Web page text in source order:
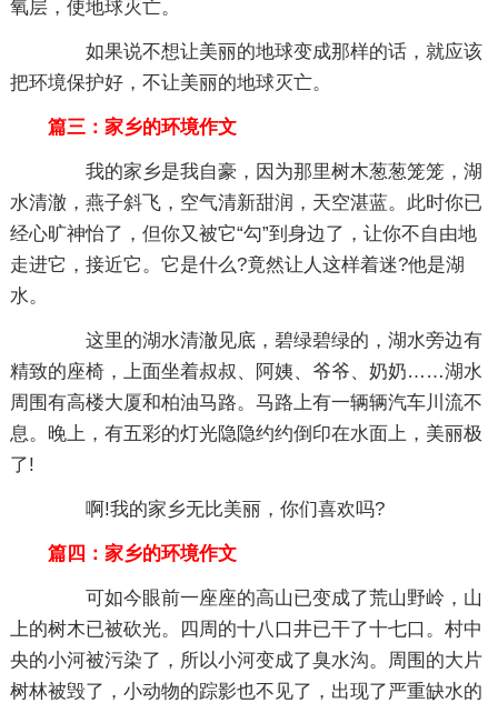
氧层，使地球灭亡。
如果说不想让美丽的地球变成那样的话，就应该
把环境保护好，不让美丽的地球灭亡。
篇三：家乡的环境作文
我的家乡是我自豪，因为那里树木葱葱笼笼，湖
水清澈，燕子斜飞，空气清新甜润，天空湛蓝。此时你已
经心旷神怡了，但你又被它“勾”到身边了，让你不自由地
走进它，接近它。它是什么?竟然让人这样着迷?他是湖
水。
这里的湖水清澈见底，碧绿碧绿的，湖水旁边有
精致的座椅，上面坐着叔叔、阿姨、爷爷、奶奶……湖水
周围有高楼大厦和柏油马路。马路上有一辆辆汽车川流不
息。晚上，有五彩的灯光隐隐约约倒印在水面上，美丽极
了!
啊!我的家乡无比美丽，你们喜欢吗?
篇四：家乡的环境作文
可如今眼前一座座的高山已变成了荒山野岭，山
上的树木已被砍光。四周的十八口井已干了十七口。村中
央的小河被污染了，所以小河变成了臭水沟。周围的大片
树林被毁了，小动物的踪影也不见了，出现了严重缺水的